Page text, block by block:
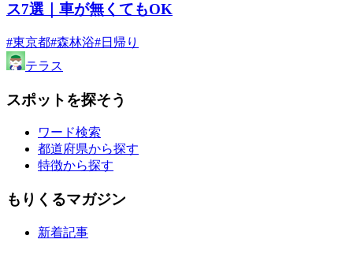
ス7選｜車が無くてもOK
#東京都#森林浴#日帰り
テラス
スポットを探そう
ワード検索
都道府県から探す
特徴から探す
もりくるマガジン
新着記事